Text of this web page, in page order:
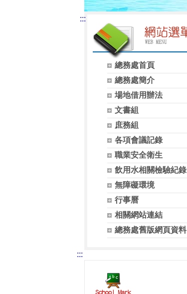
:::
總務處首頁
總務處簡介
場地借用辦法
文書組
庶務組
各項會議記錄
職業安全衛生
飲用水相關檢驗紀錄
無障礙環境
行事曆
相關網站連結
總務處舊版網頁資料
:::